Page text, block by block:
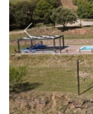
Anterior